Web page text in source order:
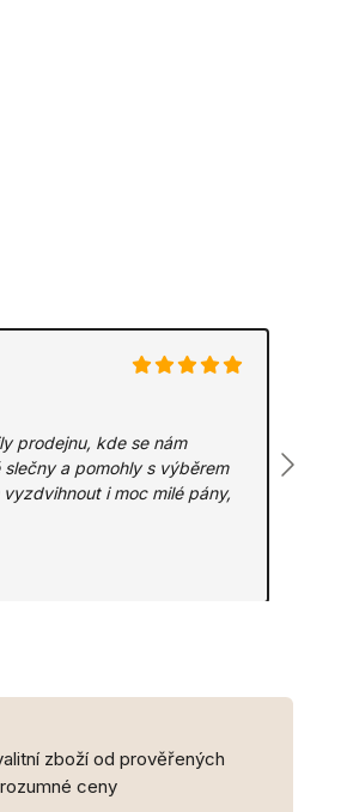
prodejnu, kde se nám
a pomohly s výběrem
i moc milé pány,
zboží od prověřených
ceny